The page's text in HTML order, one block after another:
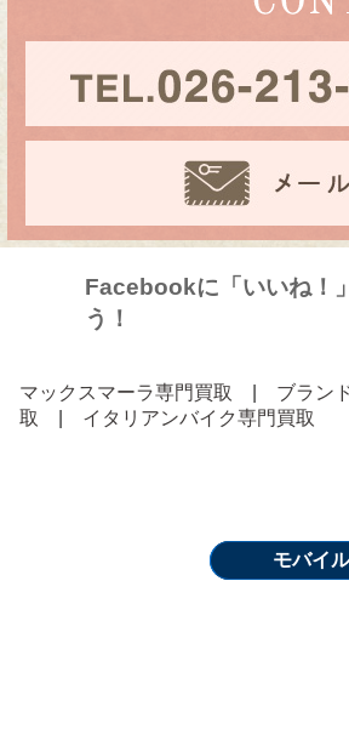
Facebookに「いいね！
う！
マックスマーラ専門買取 ブラン
取
イタリアンバイク専門買取
モバイル